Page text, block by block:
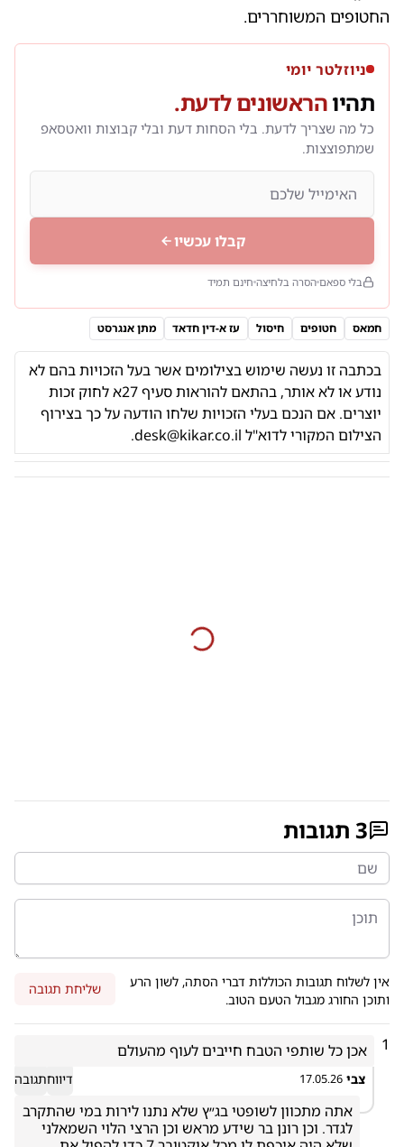
החטופים המשוחררים.
ניוזלטר יומי
תהיוהראשונים לדעת.
כל מה שצריך לדעת. בלי הסחות דעת ובלי קבוצות וואטסאפ
שמתפוצצות.
קבלו עכשיו
בלי ספאם הסרה בלחיצה חינם תמיד
חמאס חטופים חיסול עז א-דין חדאד מתן אנגרסט
בכתבה זו נעשה שימוש בצילומים אשר בעל הזכויות בהם לא
נודע או לא אותר, בהתאם להוראות
סעיף 27א לחוק זכות
יוצרים. אם הנכם בעלי הזכויות שלחו הודעה על כך בצירוף
הצילום המקורי לדוא"ל desk@kikar.co.il
.
3 תגובות
אין לשלוח תגובות הכוללות דברי הסתה, לשון הרע
ותוכן החורג מגבול הטעם הטוב.
שליחת תגובה
1 אכן כל שותפי הטבח חייבים לעוף מהעולם
צבי 17.05.26 דיווחתגובה